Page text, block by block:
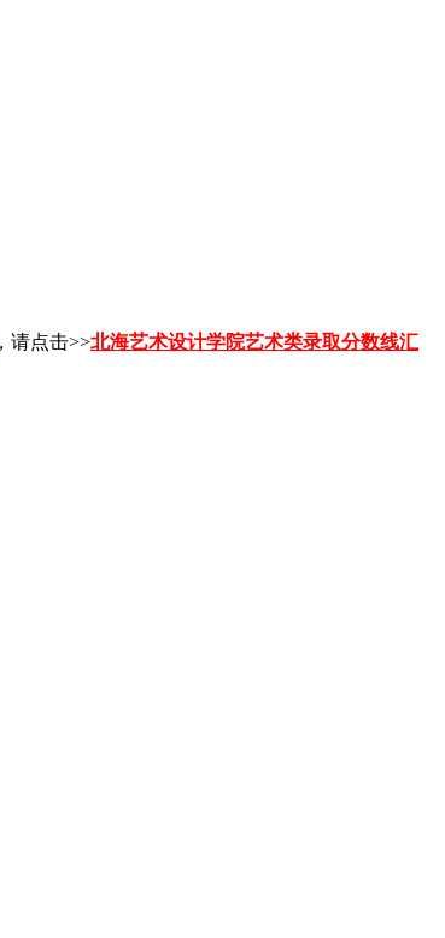
，请点击>>北海艺术设计学院艺术类录取分数线汇